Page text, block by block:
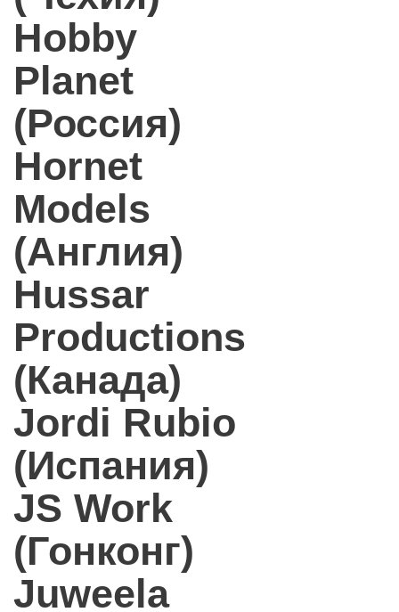
Hobby
Planet
(Россия)
Hornet
Models
(Англия)
Hussar
Productions
(Канада)
Jordi Rubio
(Испания)
JS Work
(Гонконг)
Juweela